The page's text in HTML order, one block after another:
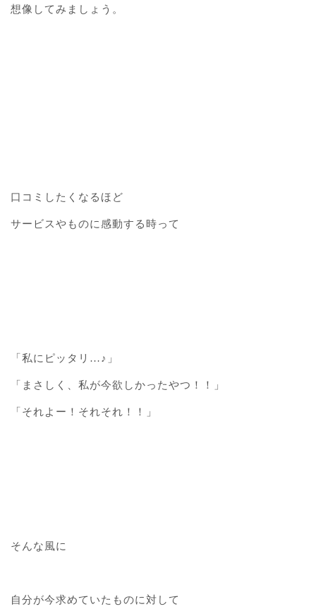
想像してみましょう。
口コミしたくなるほど
サービスやものに感動する時って
「私にピッタリ…♪」
「まさしく、私が今欲しかったやつ！！」
「それよー！それそれ！！」
そんな風に
自分が今求めていたものに対して